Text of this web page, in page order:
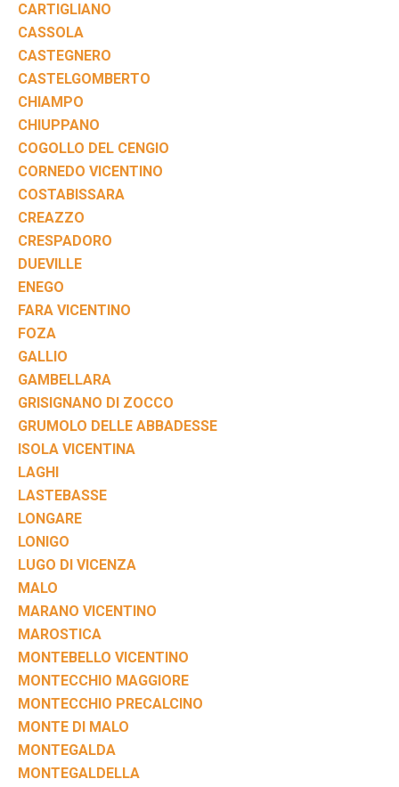
CARTIGLIANO
CASSOLA
CASTEGNERO
CASTELGOMBERTO
CHIAMPO
CHIUPPANO
COGOLLO DEL CENGIO
CORNEDO VICENTINO
COSTABISSARA
CREAZZO
CRESPADORO
DUEVILLE
ENEGO
FARA VICENTINO
FOZA
GALLIO
GAMBELLARA
GRISIGNANO DI ZOCCO
GRUMOLO DELLE ABBADESSE
ISOLA VICENTINA
LAGHI
LASTEBASSE
LONGARE
LONIGO
LUGO DI VICENZA
MALO
MARANO VICENTINO
MAROSTICA
MONTEBELLO VICENTINO
MONTECCHIO MAGGIORE
MONTECCHIO PRECALCINO
MONTE DI MALO
MONTEGALDA
MONTEGALDELLA